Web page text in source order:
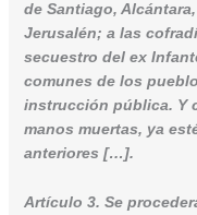
de Santiago,
Jerusalén; a las
secuestro del ex
comunes de los
instrucción pública. Y
manos muertas, ya
anteriores […].
Artículo 3. Se